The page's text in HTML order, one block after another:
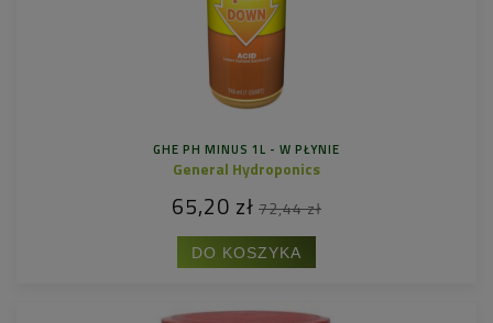
GHE PH MINUS 1L - W PŁYNIE
General Hydroponics
65,20 zł 72,44 zł
DO KOSZYKA